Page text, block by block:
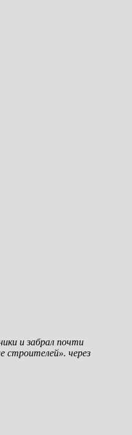
и забрал почти
строителей». через